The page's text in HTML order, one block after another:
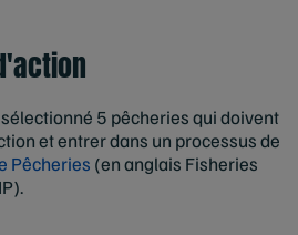
5 pêcheries qui doivent
et entrer dans un processus de
Pêcheries (en anglais Fisheries